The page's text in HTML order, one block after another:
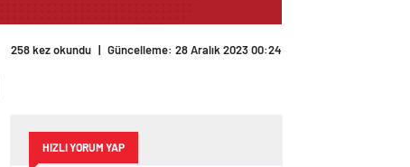
258 kez okundu | Güncelleme: 28 Aralık 2023 00:24
HIZLI YORUM YAP